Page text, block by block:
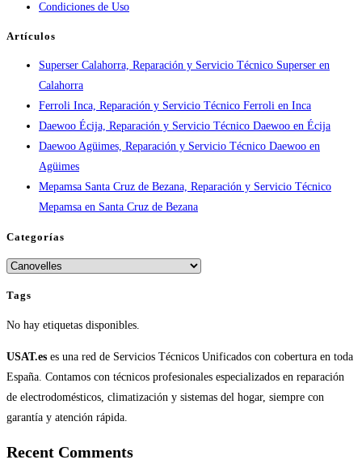
real
en
España
Condiciones de Uso
Artículos
Superser Calahorra, Reparación y Servicio Técnico Superser en
Calahorra
Ferroli Inca, Reparación y Servicio Técnico Ferroli en Inca
Daewoo Écija, Reparación y Servicio Técnico Daewoo en Écija
Daewoo Agüimes, Reparación y Servicio Técnico Daewoo en
Agüimes
Mepamsa Santa Cruz de Bezana, Reparación y Servicio Técnico
Mepamsa en Santa Cruz de Bezana
Categorías
Categorías
Tags
No hay etiquetas disponibles.
USAT.es es una red de Servicios Técnicos Unificados con cobertura en toda
España. Contamos con técnicos profesionales especializados en reparación
de electrodomésticos, climatización y sistemas del hogar, siempre con
garantía y atención rápida.
Recent Comments